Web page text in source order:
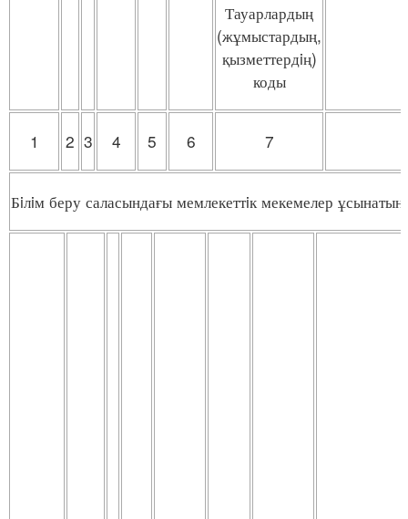
Тауарлардың
(жұмыстардың,
қызметтердiң)
коды
1 2 3 4 5 6 7
Бiлiм беру саласындағы мемлекеттiк мекемелер ұсынатын